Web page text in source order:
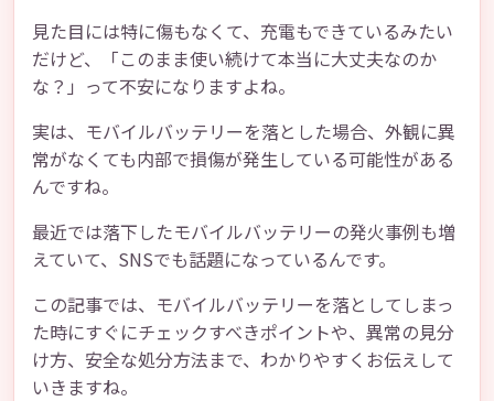
見た目には特に傷もなくて、充電もできているみたい
だけど、「このまま使い続けて本当に大丈夫なのか
な？」って不安になりますよね。
実は、モバイルバッテリーを落とした場合、外観に異
常がなくても内部で損傷が発生している可能性がある
んですね。
最近では落下したモバイルバッテリーの発火事例も増
えていて、SNSでも話題になっているんです。
この記事では、モバイルバッテリーを落としてしまっ
た時にすぐにチェックすべきポイントや、異常の見分
け方、安全な処分方法まで、わかりやすくお伝えして
いきますね。